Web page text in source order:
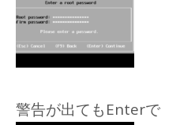
警告が出てもEnterで